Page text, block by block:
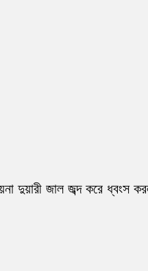
দুয়ারী জাল জব্দ করে ধ্বংস